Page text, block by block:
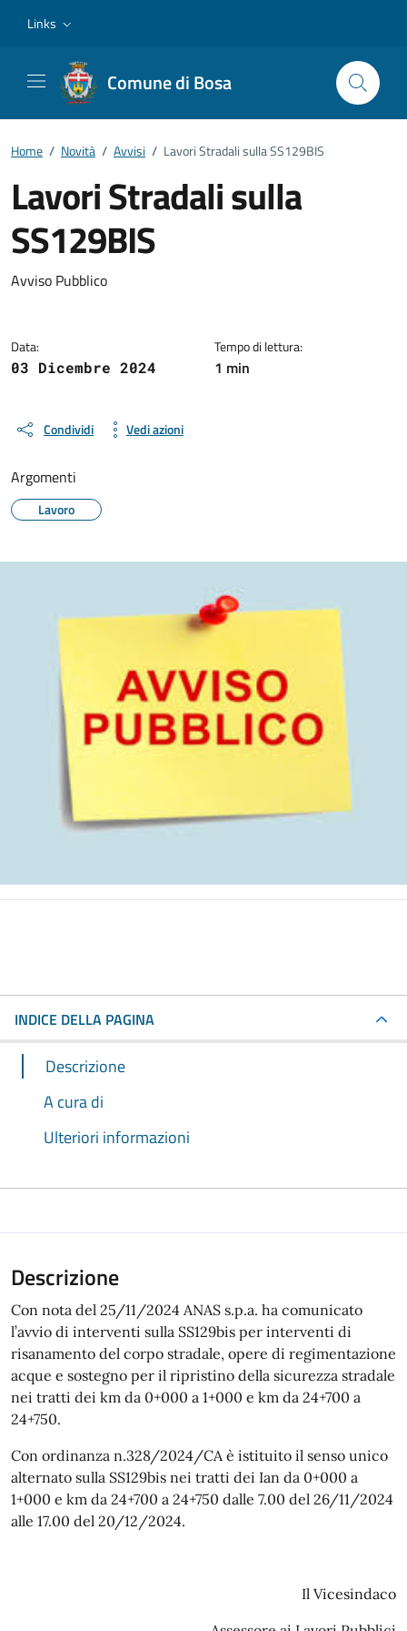
Links
Comune di Bosa
Home / Novità / Avvisi / Lavori Stradali sulla SS129BIS
Lavori Stradali sulla
SS129BIS
Dettagli della notizia
Avviso Pubblico
Data:
03 Dicembre 2024
Tempo di lettura:
1 min
Condividi Vedi azioni
Argomenti
Lavoro
INDICE DELLA PAGINA
Descrizione
A cura di
Ulteriori informazioni
Descrizione
Con nota del 25/11/2024 ANAS s.p.a. ha comunicato
l’avvio di interventi sulla SS129bis per interventi di
risanamento del corpo stradale, opere di regimentazione
acque e sostegno per il ripristino della sicurezza stradale
nei tratti dei km da 0+000 a 1+000 e km da 24+700 a
24+750.
Con ordinanza n.328/2024/CA è istituito il senso unico
alternato sulla SS129bis nei tratti dei Ian da 0+000 a
1+000 e km da 24+700 a 24+750 dalle 7.00 del 26/11/2024
alle 17.00 del 20/12/2024.
Il Vicesindaco